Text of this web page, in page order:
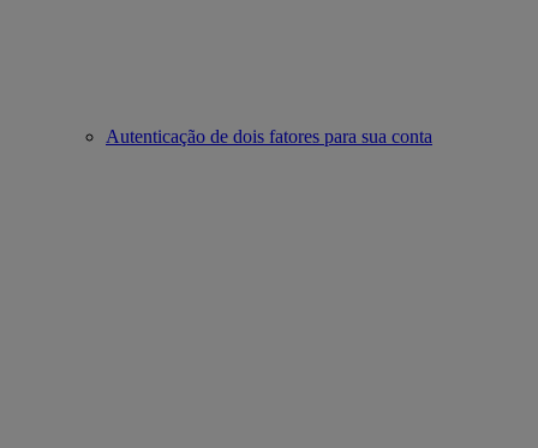
Autenticação de dois fatores para sua conta